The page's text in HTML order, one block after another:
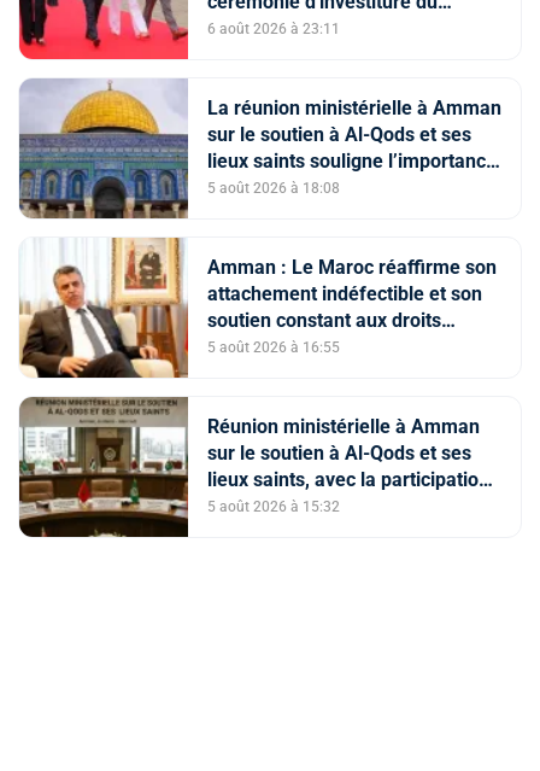
nouveau président colombien
6 août 2026 à 23:11
La réunion ministérielle à Amman
sur le soutien à Al-Qods et ses
lieux saints souligne l’importance
du rôle du Comité Al Qods
5 août 2026 à 18:08
Amman : Le Maroc réaffirme son
attachement indéfectible et son
soutien constant aux droits
légitimes du peuple palestinien
5 août 2026 à 16:55
Réunion ministérielle à Amman
sur le soutien à Al-Qods et ses
lieux saints, avec la participation
du Maroc
5 août 2026 à 15:32